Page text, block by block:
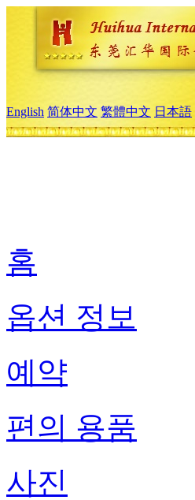
English 简体中文 繁體中文 日本語
홈
옵션 정보
예약
편의 용품
사진